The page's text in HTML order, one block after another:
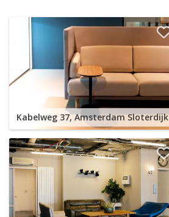
Kabelweg 37, Amsterdam Sloterdijk